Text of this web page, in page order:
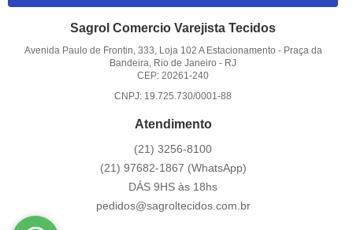
Sagrol Comercio Varejista Tecidos
Avenida Paulo de Frontin, 333, Loja 102 A Estacionamento - Praça da
Bandeira, Rio de Janeiro - RJ
CEP: 20261-240
CNPJ: 19.725.730/0001-88
Atendimento
(21) 3256-8100
(21) 97682-1867 (WhatsApp)
DÁS 9HS às 18hs
pedidos@sagroltecidos.com.br